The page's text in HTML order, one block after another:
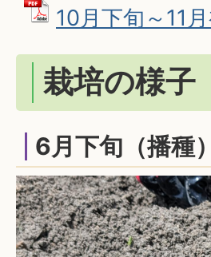
10月下旬～11
栽培の様子
6月下旬（播種）